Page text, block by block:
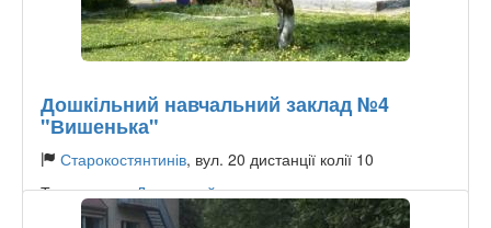
Дошкільний навчальний заклад №4
"Вишенька"
Старокостянтинів, вул. 20 дистанції колії 10
Тип садочку:Державний